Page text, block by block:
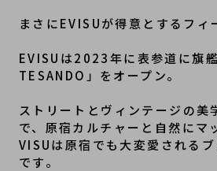
まさにEVISUが得意とするフィ
EVISUは2023年に表参道に旗
TESANDO」をオープン。
ストリートとヴィンテージの美
で、原宿カルチャーと自然にマ
VISUは原宿でも大変愛される
です。